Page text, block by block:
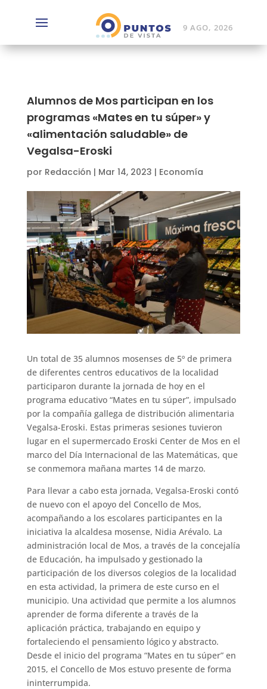
9 AGO, 2026
Alumnos de Mos participan en los
programas «Mates en tu súper» y
«alimentación saludable» de
Vegalsa-Eroski
por Redacción | Mar 14, 2023 | Economía
Un total de 35 alumnos mosenses de 5º de primera
de diferentes centros educativos de la localidad
participaron durante la jornada de hoy en el
programa educativo “Mates en tu súper”, impulsado
por la compañía gallega de distribución alimentaria
Vegalsa-Eroski. Estas primeras sesiones tuvieron
lugar en el supermercado Eroski Center de Mos en el
marco del Día Internacional de las Matemáticas, que
se conmemora mañana martes 14 de marzo.
Para llevar a cabo esta jornada, Vegalsa-Eroski contó
de nuevo con el apoyo del Concello de Mos,
acompañando a los escolares participantes en la
iniciativa la alcaldesa mosense, Nidia Arévalo. La
administración local de Mos, a través de la concejalía
de Educación, ha impulsado y gestionado la
participación de los diversos colegios de la localidad
en esta actividad, la primera de este curso en el
municipio. Una actividad que permite a los alumnos
aprender de forma diferente a través de la
aplicación práctica, trabajando en equipo y
fortaleciendo el pensamiento lógico y abstracto.
Desde el inicio del programa “Mates en tu súper” en
2015, el Concello de Mos estuvo presente de forma
ininterrumpida.